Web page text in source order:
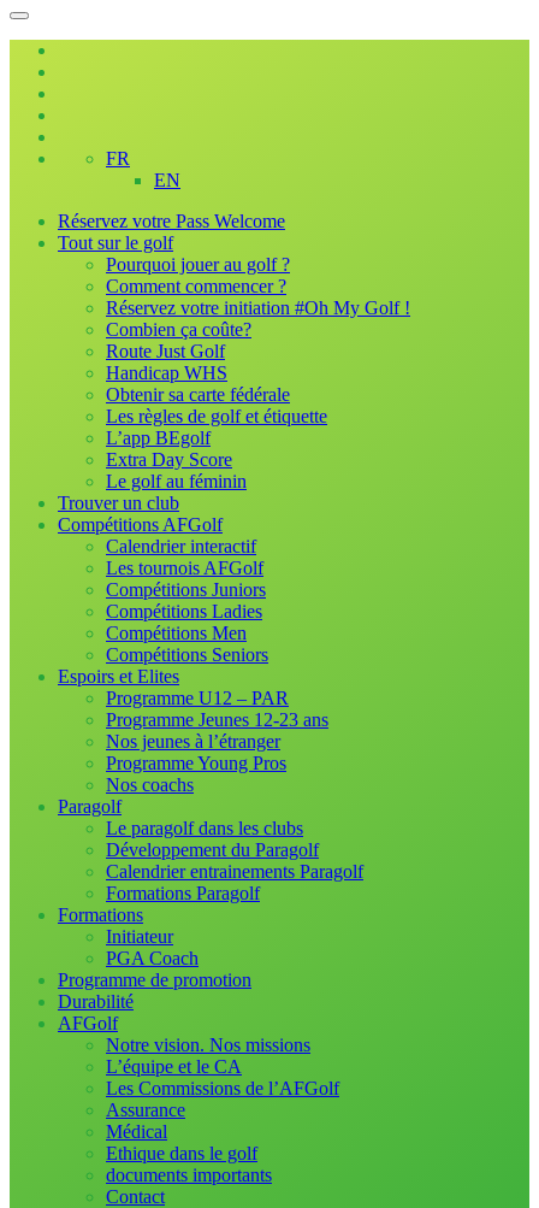
FR
EN
Réservez votre Pass Welcome
Tout sur le golf
Pourquoi jouer au golf ?
Comment commencer ?
Réservez votre initiation #Oh My Golf !
Combien ça coûte?
Route Just Golf
Handicap WHS
Obtenir sa carte fédérale
Les règles de golf et étiquette
L’app BEgolf
Extra Day Score
Le golf au féminin
Trouver un club
Compétitions AFGolf
Calendrier interactif
Les tournois AFGolf
Compétitions Juniors
Compétitions Ladies
Compétitions Men
Compétitions Seniors
Espoirs et Elites
Programme U12 – PAR
Programme Jeunes 12-23 ans
Nos jeunes à l’étranger
Programme Young Pros
Nos coachs
Paragolf
Le paragolf dans les clubs
Développement du Paragolf
Calendrier entrainements Paragolf
Formations Paragolf
Formations
Initiateur
PGA Coach
Programme de promotion
Durabilité
AFGolf
Notre vision. Nos missions
L’équipe et le CA
Les Commissions de l’AFGolf
Assurance
Médical
Ethique dans le golf
documents importants
Contact